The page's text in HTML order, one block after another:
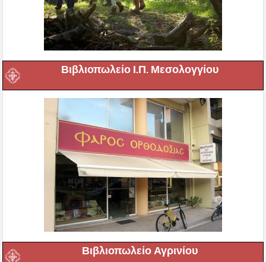
Βιβλιοπωλείο Ι.Π. Μεσολογγίου
Βιβλιοπωλείο Αγρινίου